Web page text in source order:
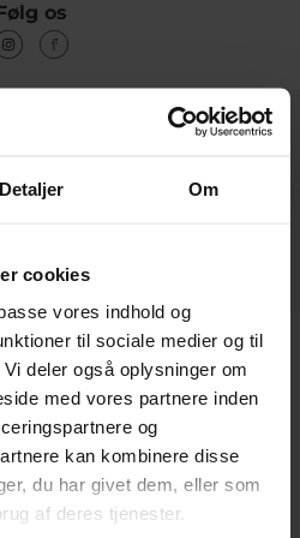
Detaljer Om
cookies
vores indhold og
til sociale medier og til
deler også oplysninger om
med vores partnere inden
og
kan kombinere disse
du har givet dem, eller som
af deres tjenester.
os